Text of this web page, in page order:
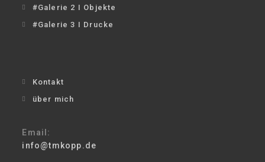
#Galerie 2 I Objekte
#Galerie 3 I Drucke
Kontakt
über mich
Email:
info@tmkopp.de